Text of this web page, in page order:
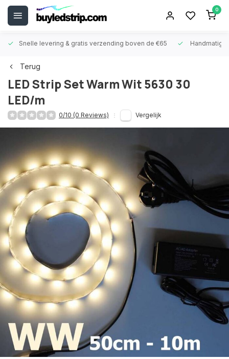
0
Snelle levering & gratis verzending boven de €65
Terug
LED Strip Set Warm Wit 5630 30
LED/m
0/10 (0 Reviews) Vergelijk